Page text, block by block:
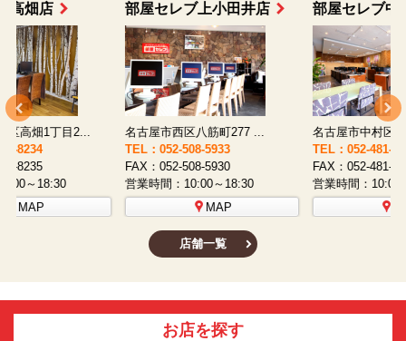
部屋セレブ上小田井店
名古屋市西区八筋町277 ...
TEL：052-508-5933
FAX：052-508-5930
営業時間：10:00～18:30
部屋セレブ中村店
名古屋市中村区太閤通9-1...
TEL：052-481-0853
FAX：052-481-3587
営業時間：10:00～18:30
店舗一覧
お店を探す